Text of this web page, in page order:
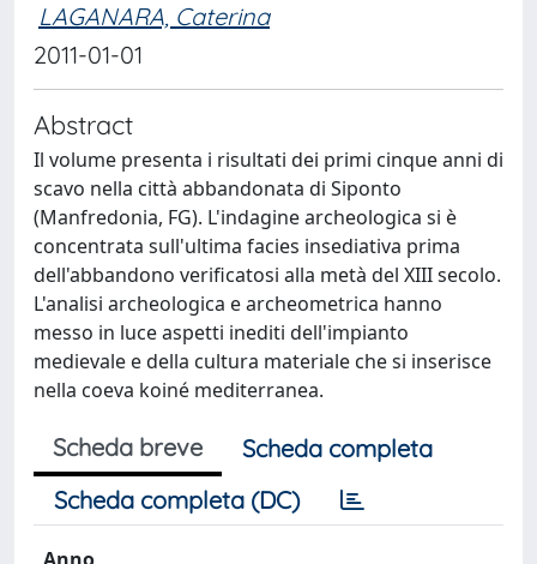
LAGANARA, Caterina
2011-01-01
Abstract
Il volume presenta i risultati dei primi cinque anni di
scavo nella città abbandonata di Siponto
(Manfredonia, FG). L'indagine archeologica si è
concentrata sull'ultima facies insediativa prima
dell'abbandono verificatosi alla metà del XIII secolo.
L'analisi archeologica e archeometrica hanno
messo in luce aspetti inediti dell'impianto
medievale e della cultura materiale che si inserisce
nella coeva koiné mediterranea.
Scheda breve
Scheda completa
Scheda completa (DC)